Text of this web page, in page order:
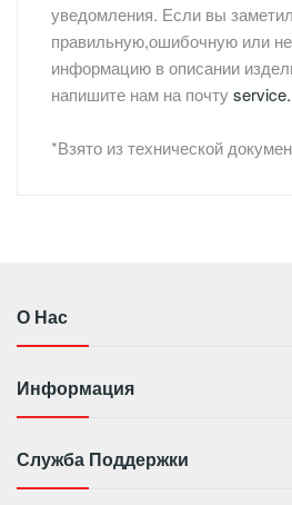
уведомления. Если вы
правильную,ошибочную или
информацию в описании
напишите нам на почту
*Взято из технической
О Нас
Информация
Служба Поддержки